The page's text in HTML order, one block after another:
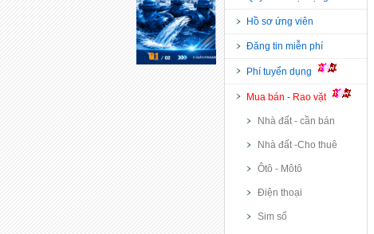
Hồ sơ ứng viên
Đăng tin miễn phí
Phí tuyển dụng
Mua bán - Rao vặt
Nhà đất - cần bán
Nhà đất -Cho thuê
Ôtô - Môtô
Điện thoại
Sim số